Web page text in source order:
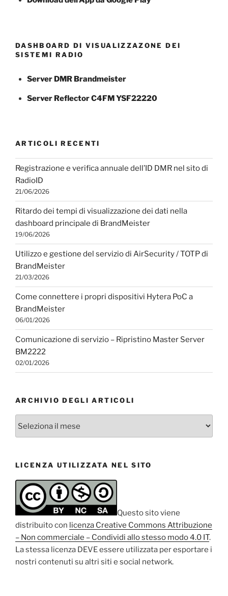
DASHBOARD DI VISUALIZZAZONE DEI
SISTEMI RADIO
Server DMR Brandmeister
Server Reflector C4FM YSF22220
ARTICOLI RECENTI
Registrazione e verifica annuale dell’ID DMR nel sito di
RadioID
21/06/2026
Ritardo dei tempi di visualizzazione dei dati nella
dashboard principale di BrandMeister
19/06/2026
Utilizzo e gestione del servizio di AirSecurity / TOTP di
BrandMeister
21/03/2026
Come connettere i propri dispositivi Hytera PoC a
BrandMeister
06/01/2026
Comunicazione di servizio – Ripristino Master Server
BM2222
02/01/2026
ARCHIVIO DEGLI ARTICOLI
LICENZA UTILIZZATA NEL SITO
Questo sito viene
distribuito con licenza Creative Commons Attribuzione
– Non commerciale – Condividi allo stesso modo 4.0 IT.
La stessa licenza DEVE essere utilizzata per esportare i
nostri contenuti su altri siti e social network.